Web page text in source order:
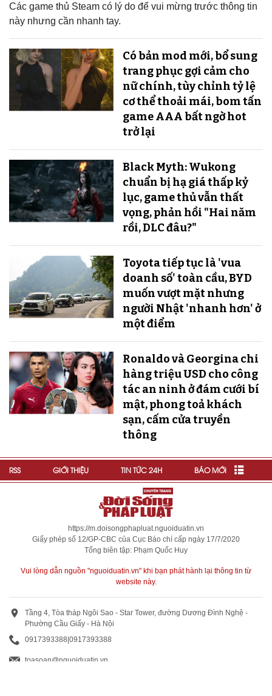
Các game thủ Steam có lý do để vui mừng trước thông tin
này nhưng cần nhanh tay.
Có bản mod mới, bổ sung
trang phục gợi cảm cho
nữ chính, tùy chỉnh tỷ lệ
cơ thể thoải mái, bom tấn
game AAA bất ngờ hot
trở lại
Black Myth: Wukong
chuẩn bị hạ giá thấp kỷ
lục, game thủ vẫn thất
vọng, phản hồi "Hai năm
rồi, DLC đâu?"
Toyota tiếp tục là 'vua
doanh số' toàn cầu, BYD
muốn vượt mặt nhưng
người Nhật 'nhanh hơn' ở
một điểm
Ronaldo và Georgina chi
hàng triệu USD cho công
tác an ninh ở đám cưới bí
mật, phong toả khách
sạn, cấm cửa truyền
thông
RSS GIỚI THIỆU TIN TỨC 24H BÁO MỚI
https://m.doisongphapluat.nguoiduatin.vn
Giấy phép số 12/GP-CBC của Cục Báo chí cấp ngày 17/7/2020
Tổng biên tập: Phạm Quốc Huy
Vui lòng dẫn nguồn "nguoiduatin.vn" khi bạn phát hành lại thông tin từ
website này.
Tầng 4, Tòa tháp Ngôi Sao - Star Tower, đường Dương Đình Nghệ -
Phường Cầu Giấy - Hà Nội
0917393388 0917393388
toasoan@nguoiduatin.vn